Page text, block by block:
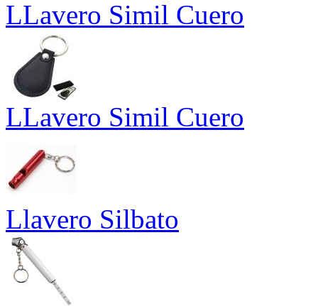
LLavero Simil Cuero
LLavero Simil Cuero
Llavero Silbato